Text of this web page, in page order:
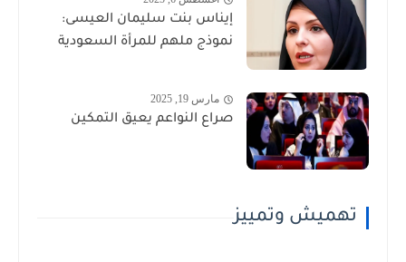
إيناس بنت سليمان العيسى:
نموذج ملهم للمرأة السعودية
مارس 19, 2025
صراع النواعم يعيق التمكين
تهميش وتمييز